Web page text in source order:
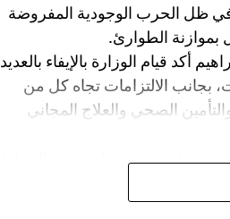
ظل الحرب الوجودية المفروضة
بموازنة الطوارئ.
أكد قيام الوزارة بالإيفاء بالعديد
بجانب الالتزامات تجاه كل من
الصحي والعلاج المجاني
زيادة في فئة الضريبة والجمارك